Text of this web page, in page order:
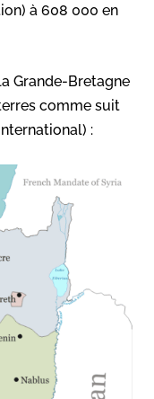
à 608 000 en
Grande-Bretagne
comme suit
: